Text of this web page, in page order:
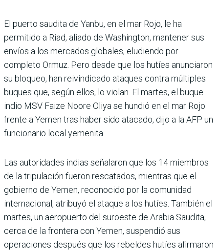
El puerto saudita de Yanbu, en el mar Rojo, le ha
permitido a Riad, aliado de Washington, mantener sus
envíos a los mercados globales, eludiendo por
completo Ormuz. Pero desde que los hutíes anunciaron
su bloqueo, han reivindicado ataques contra múltiples
buques que, según ellos, lo violan. El martes, el buque
indio MSV Faize Noore Oliya se hundió en el mar Rojo
frente a Yemen tras haber sido atacado, dijo a la AFP un
funcionario local yemenita.
Las autoridades indias señalaron que los 14 miembros
de la tripulación fueron rescatados, mientras que el
gobierno de Yemen, reconocido por la comunidad
internacional, atribuyó el ataque a los hutíes. También el
martes, un aeropuerto del suroeste de Arabia Saudita,
cerca de la frontera con Yemen, suspendió sus
operaciones después que los rebeldes hutíes afirmaron